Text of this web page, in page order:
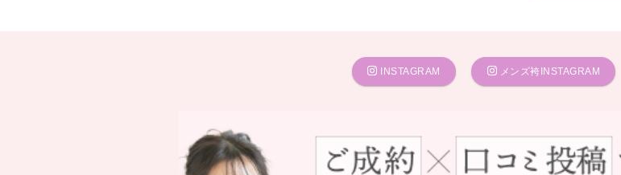
INSTAGRAM メンズ袴INSTAGRAM